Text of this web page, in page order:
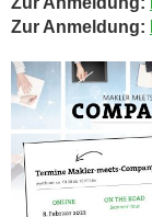
Zur Anmeldung: